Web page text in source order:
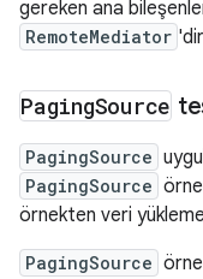
gereken ana
RemoteMediator
PagingSource
PagingSource
PagingSource
örnekten veri
PagingSource